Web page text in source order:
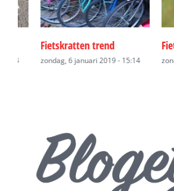
Fietskratten trend
zondag, 6 januari 2019 - 15:14 zondag, 6